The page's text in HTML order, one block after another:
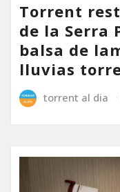
Torrent
de la Serra
balsa de
lluvias
torrent al dia